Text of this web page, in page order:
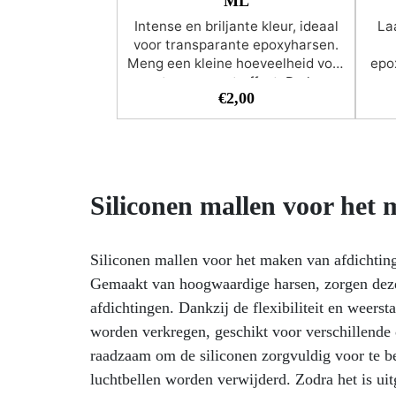
Intense en briljante kleur, ideaal
voor transparante epoxyharsen.
Meng een kleine hoeveelheid voor
een transparant effect. De hoge
dekkracht van de “Colorfun
Deluxe”-serie zorgt voor een volle
kleur krijgen. Geschikt om de
producten van de RESIN PRO-
opzichte van de totale
hoeveelheid hars varieert van 1%
(transparant effect) tot 5% (voor
intense en dekkende kleuren).
Gebruik niet meer dan 5%
kleurstof van de totale
harsmassa!
Dierproefvrij,
€2,00
Siliconen mallen voor het
Siliconen mallen voor het maken van
Gemaakt van hoogwaardige harsen, zorgen
afdichtingen. Dankzij de flexibiliteit en
worden verkregen, geschikt voor
raadzaam om de siliconen zorgvuldig voor te
luchtbellen worden verwijderd. Zodra het is